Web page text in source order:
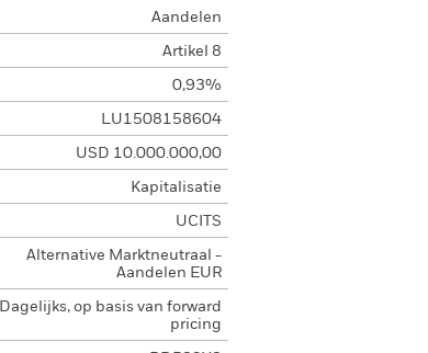
Aandelen
Artikel 8
0,93%
LU1508158604
USD 10.000.000,00
Kapitalisatie
UCITS
Alternative Marktneutraal -
Aandelen EUR
Dagelijks, op basis van forward
pricing